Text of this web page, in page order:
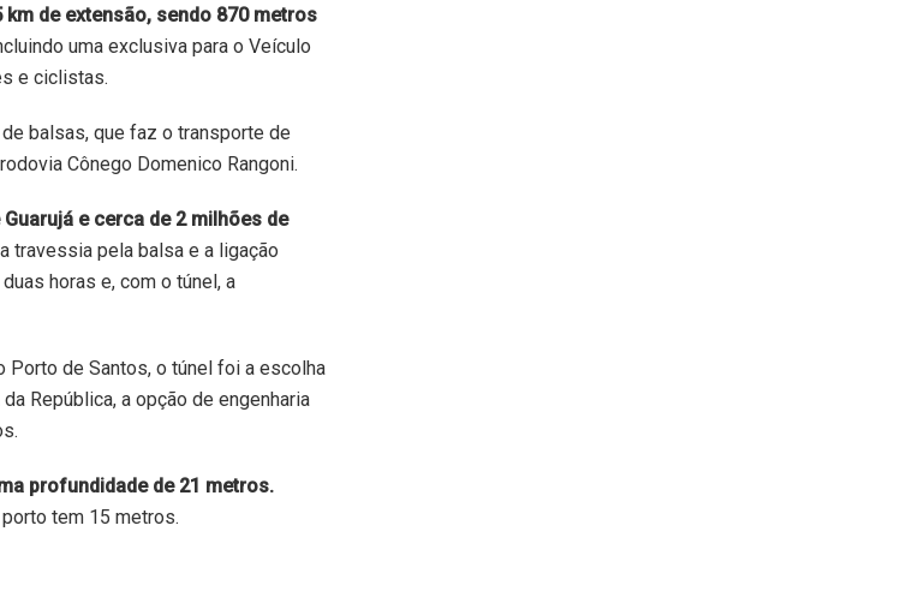
de extensão, sendo 870 metros
uma exclusiva para o Veículo
e ciclistas.
balsas, que faz o transporte de
Cônego Domenico Rangoni.
e cerca de 2 milhões de
travessia pela balsa e a ligação
horas e, com o túnel, a
Porto de Santos, o túnel foi a escolha
República, a opção de engenharia
profundidade de 21 metros.
tem 15 metros.